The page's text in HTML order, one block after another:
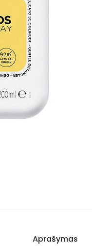
Aprašymas